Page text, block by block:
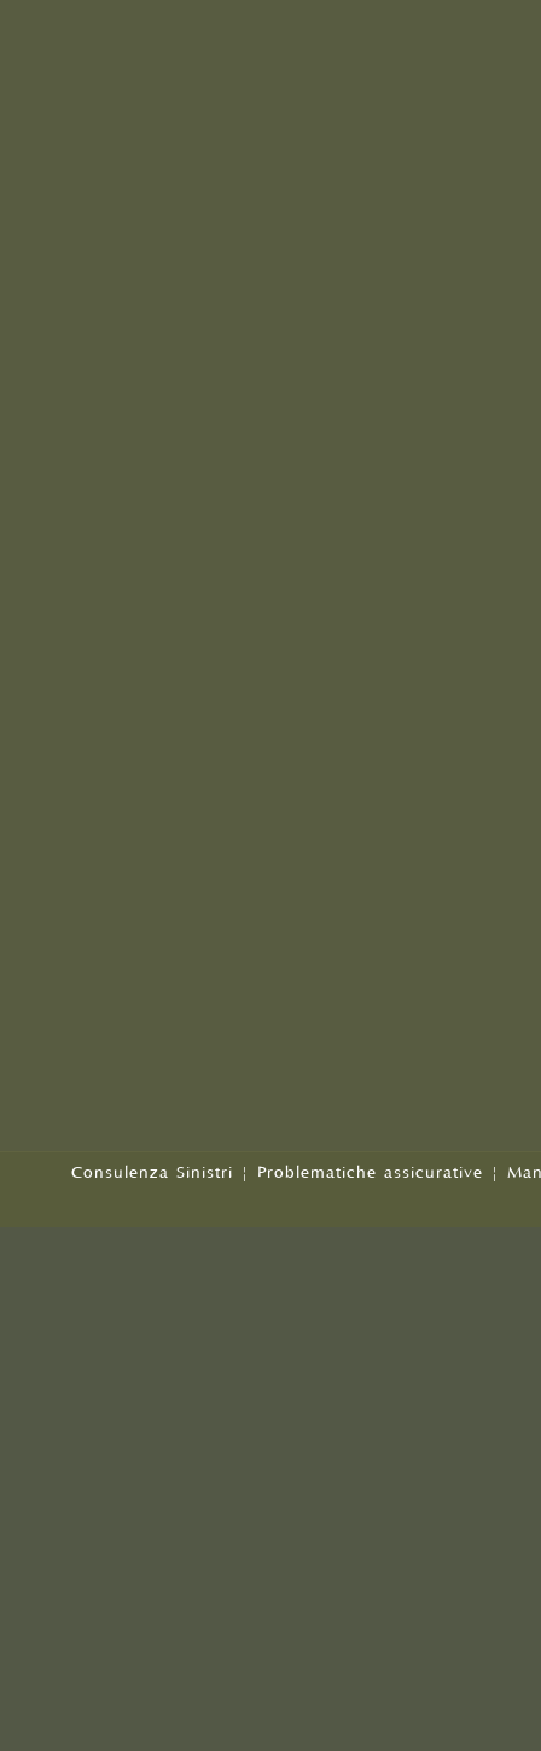
Consulenza Sinistri | Problematiche assicurative |